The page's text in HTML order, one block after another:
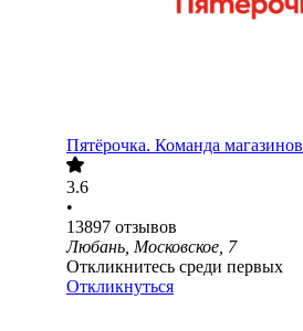
Пятёрочка. Команда магазинов
3.6
•
13897 отзывов
Любань, Московское, 7
Откликнитесь среди первых
Откликнуться